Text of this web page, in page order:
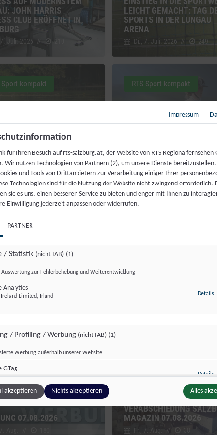
JOHN HARRIS
CLUB ERÖFFNET IN
7. Juli. 2026 //
LEICHT GEMACHT: TAG
SPORTS IN DER LUNGAU
ARENA
Di., 7. Juli. 2026 // 249
MIT
SICH FÜR
EIN
Juni. 2026 // 240
Sport kompakt
HOCH ZU ROSS TROTZ
70-JAHRE-FEIER DER
REITERGRUPPE WALS
Di., 30. Juni. 2026 // 229
RTS Sport kompakt
07.08.2026
VERABSCHIEDUNG
MAGAZIN 07.08.2026
Fr., 7. Aug. //
Impressum
für Ihren Besuch auf rts-salzburg.at, der Website von RTS Regionalfernsehen
Wir nutzen Technologien von Partnern (2), um unsere Dienste bereitzustellen.
und Tools von Drittanbietern zur Verarbeitung einiger Ihrer
Technologien sind für die Nutzung der Website nicht zwingend erforderlich.
sie es uns, einen besseren Service zu bieten und enger mit Ihnen zu
Einwilligung jederzeit anpassen oder widerrufen.
PARTNER
/ Statistik (nicht IAB) (1)
Auswertung zur Fehlerbehebung und Weiterentwicklung
Analytics
Ireland Limited, Irland Details
/ Profiling / Werbung (nicht IAB) (1)
Werbung außerhalb unserer Website
GTag
Ireland Limited, Irland Details
Inhalte (nicht IAB)
akzeptieren Nichts akzeptieren Alles